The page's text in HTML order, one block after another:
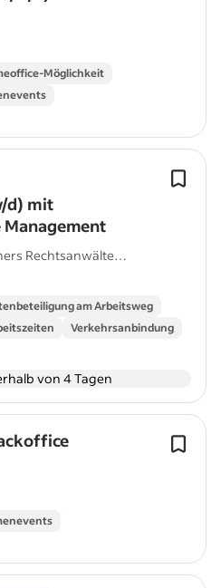
Möglichkeit
d) mit
Rechtsanwälte
am Arbeitsweg
Verkehrsanbindung
von 4 Tagen